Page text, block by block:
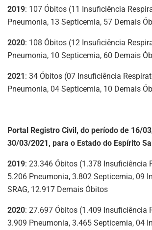
2019: 107 Óbitos (11 Insuficiência
Pneumonia, 13 Septicemia, 57 Demais
2020: 108 Óbitos (12 Insuficiência
Pneumonia, 10 Septicemia, 60 Demais
2021: 34 Óbitos (07 Insuficiência
Pneumonia, 04 Septicemia, 10 Demais
Portal Registro Civil, do período de 16/
30/03/2021, para o Estado do Espírito
2019: 23.346 Óbitos (1.378 Insuficiência
5.206 Pneumonia, 3.802 Septicemia, 09
SRAG, 12.917 Demais Óbitos
2020: 27.697 Óbitos (1.409 Insuficiência
3.909 Pneumonia, 3.465 Septicemia, 04